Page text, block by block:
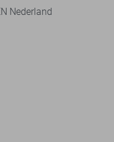
Nederland